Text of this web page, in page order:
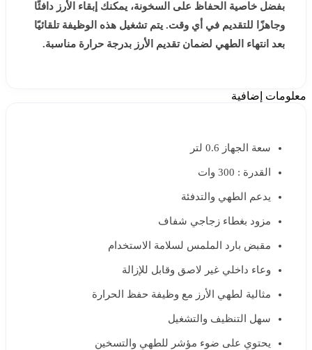
بفضل خاصية الحفاظ على السخونة، يمكنك إبقاء الأرز دافئًا
وجاهزًا للتقديم في أي وقت. يتم تشغيل هذه الوظيفة تلقائيًا
بعد انتهاء الطهي لضمان تقديم الأرز بدرجة حرارة مناسبة.
معلومات إضافية
سعة الجهاز 0.6 لتر
القدرة : 300 وات
يدعم الطهي والتدفئة
مزود بغطاء زجاجي شفاف
مقبض بارد الملمس لسلامة الاستخدام
وعاء داخلي غير لاصق وقابل للإزالة
مثالية لطهي الأرز مع وظيفة حفظ الحرارة
سهل التنظيف والتشغيل
يحتوي على ضوء مؤشر للطهي والتسخين